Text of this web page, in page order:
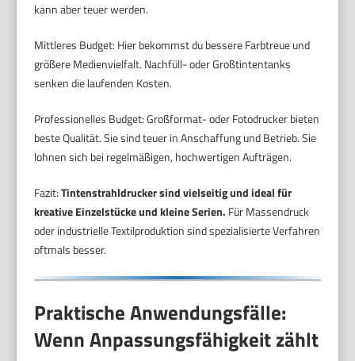
kann aber teuer werden.
Mittleres Budget: Hier bekommst du bessere Farbtreue und
größere Medienvielfalt. Nachfüll- oder Großtintentanks
senken die laufenden Kosten.
Professionelles Budget: Großformat- oder Fotodrucker bieten
beste Qualität. Sie sind teuer in Anschaffung und Betrieb. Sie
lohnen sich bei regelmäßigen, hochwertigen Aufträgen.
Fazit:Tintenstrahldrucker sind vielseitig und ideal für
kreative Einzelstücke und kleine Serien. Für Massendruck
oder industrielle Textilproduktion sind spezialisierte Verfahren
oftmals besser.
Praktische Anwendungsfälle:
Wenn Anpassungsfähigkeit zählt